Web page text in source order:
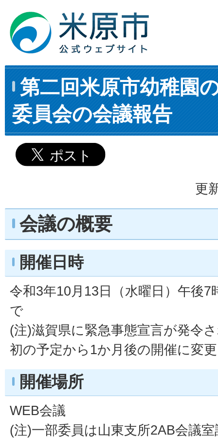
第二回米原市幼稚園
委員会の会議報告
更
会議の概要
開催日時
令和3年10月13日（水曜日）午後7
で
(注)滋賀県に緊急事態宣言が発令
初の予定から1か月後の開催に変
開催場所
WEB会議
(注)一部委員は山東支所2AB会議